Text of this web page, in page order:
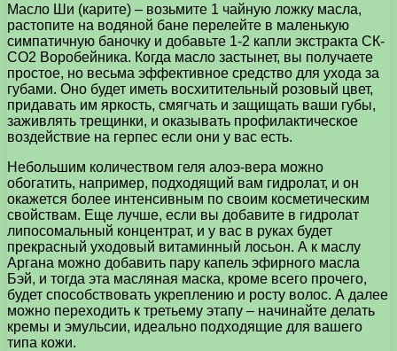
Масло Ши (карите) – возьмите 1 чайную ложку масла,
растопите на водяной бане перелейте в маленькую
симпатичную баночку и добавьте 1-2 капли экстракта СК-
СО2 Воробейника. Когда масло застынет, вы получаете
простое, но весьма эффективное средство для ухода за
губами. Оно будет иметь восхитительный розовый цвет,
придавать им яркость, смягчать и защищать ваши губы,
заживлять трещинки, и оказывать профилактическое
воздействие на герпес если они у вас есть.
Небольшим количеством геля алоэ-вера можно
обогатить, например, подходящий вам гидролат, и он
окажется более интенсивным по своим косметическим
свойствам. Еще лучше, если вы добавите в гидролат
липосомальный концентрат, и у вас в руках будет
прекрасный уходовый витаминный лосьон. А к маслу
Аргана можно добавить пару капель эфирного масла
Бэй, и тогда эта масляная маска, кроме всего прочего,
будет способствовать укреплению и росту волос. А далее
можно переходить к третьему этапу – начинайте делать
кремы и эмульсии, идеально подходящие для вашего
типа кожи.